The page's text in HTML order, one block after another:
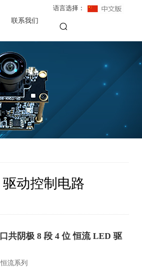
联系我们
语言选择：
动控制电路
共阴极 8 段 4 位 恒流 LED 驱
流系列